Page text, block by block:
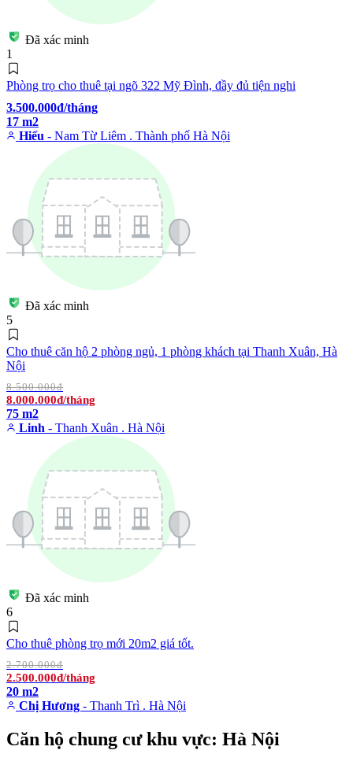
Đã xác minh
1
Phòng trọ cho thuê tại ngõ 322 Mỹ Đình, đầy đủ tiện nghi
3.500.000đ/tháng
17 m2
Hiếu - Nam Từ Liêm . Thành phố Hà Nội
Đã xác minh
5
Cho thuê căn hộ 2 phòng ngủ, 1 phòng khách tại Thanh Xuân, Hà
Nội
8.500.000đ
8.000.000đ/tháng
75 m2
Linh - Thanh Xuân . Hà Nội
Đã xác minh
6
Cho thuê phòng trọ mới 20m2 giá tốt.
2.700.000đ
2.500.000đ/tháng
20 m2
Chị Hương - Thanh Trì . Hà Nội
Căn hộ chung cư khu vực: Hà Nội